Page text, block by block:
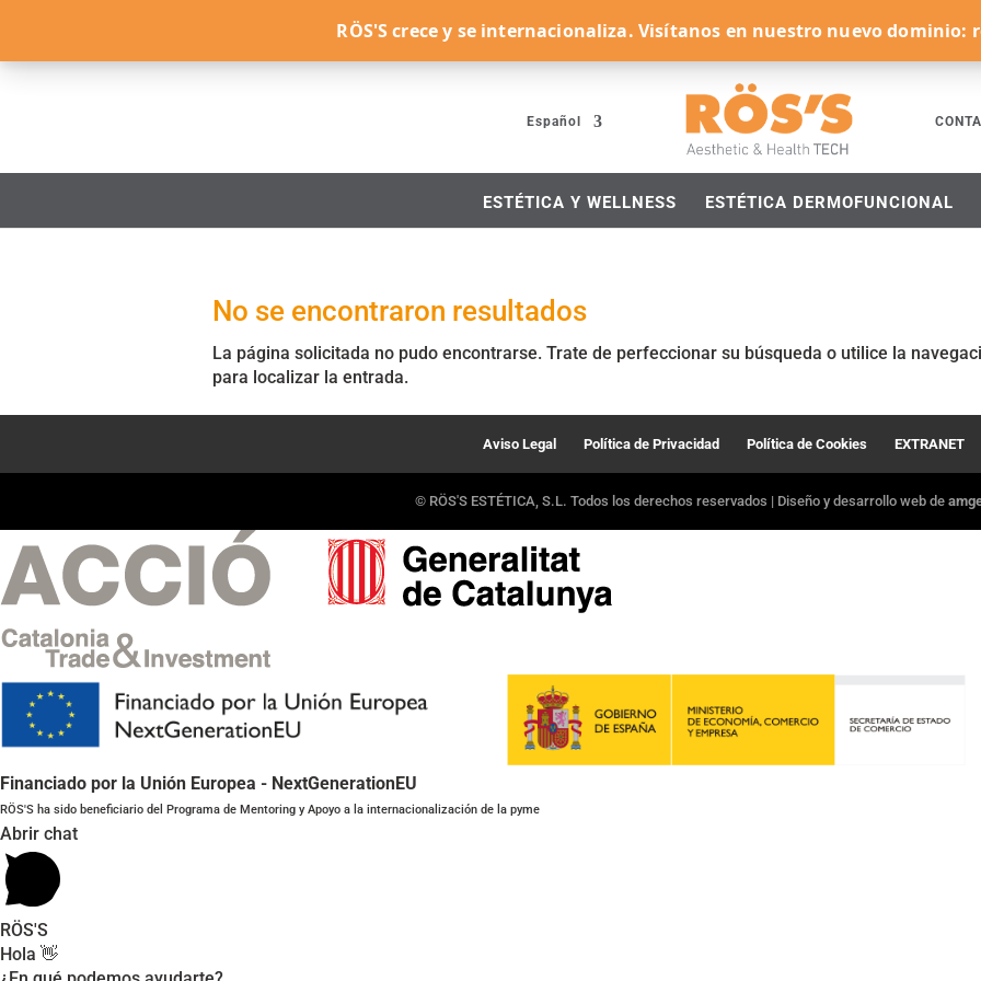
RÖS'S crece y se internacionaliza. Visítanos en nuestro nuevo dominio:
Español
ESTÉTICA Y WELLNESS ESTÉTICA DERMOFUNCIONAL
No se encontraron resultados
La página solicitada no pudo encontrarse. Trate de perfeccionar su búsqueda o utilice la
para localizar la entrada.
Aviso Legal Política de Privacidad Política de Cookies EXTRANET
© RÖS'S ESTÉTICA, S.L. Todos los derechos reservados | Diseño y desarrollo web de
Financiado por la Unión Europea - NextGenerationEU
RÖS'S ha sido beneficiario del Programa de Mentoring y Apoyo a la internacionalización de la pyme
Abrir chat
RÖS'S
Hola 👋